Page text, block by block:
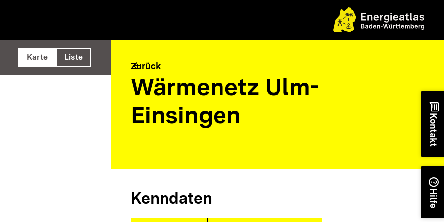
ausführen
Karte Liste
arrow_back
Zurück
Wärmenetz Ulm-
Einsingen
Kenndaten
chat
Kontakt
help
Hilfe